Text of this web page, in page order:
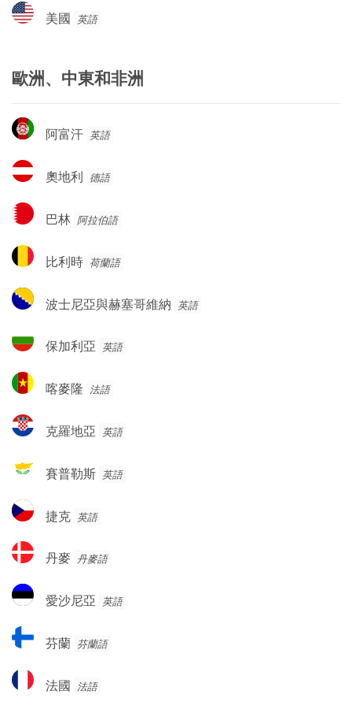
美
國
美國 英語
歐洲、中東和非洲
阿
富
阿富汗 英語
奧
地
奧地利 德語
巴
林
巴林 阿拉伯語
比
利
比利時 荷蘭語
波
士
亞
赫
哥
維
波士尼亞與赫塞哥維納 英語
保
加
亞
保加利亞 英語
喀
麥
喀麥隆 法語
克
羅
亞
克羅地亞 英語
賽
普
斯
賽普勒斯 英語
捷
克
捷克 英語
丹
麥
丹麥 丹麥語
愛
沙
亞
愛沙尼亞 英語
芬
蘭
芬蘭 芬蘭語
法
國
法國 法語